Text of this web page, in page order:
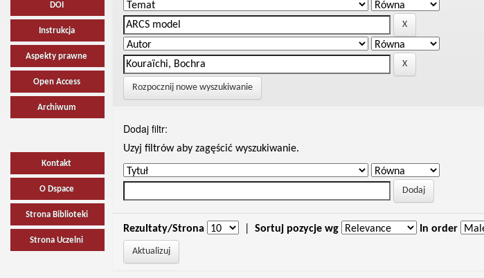
DOI
Instrukcja
Aspekty prawne
Open Access
Archiwum
Kontakt
O Dspace
Strona Biblioteki
Strona Uczelni
Rozpocznij nowe wyszukiwanie
Dodaj filtr:
Uzyj filtrów aby zagęścić wyszukiwanie.
Rezultaty/Strona Sortuj pozycje wg In order